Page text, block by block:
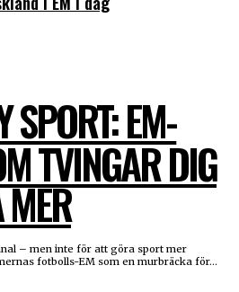
SPORT: EM-
TVINGAR DIG
– men inte för att göra sport mer
fotbolls-EM som en murbräcka för...